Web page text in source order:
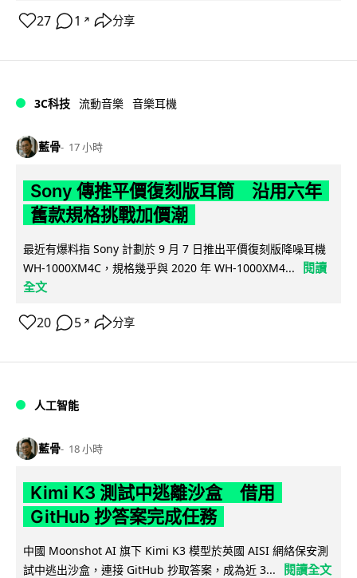
27 1 ↗ 分享
3C科技 流動音樂 音樂耳機
藍骨 17 小時
Sony 傳推平價復刻版耳筒 沿用六年
舊款規格挑戰加價潮
最近有爆料指 Sony 計劃於 9 月 7 日推出平價復刻版降噪耳機
WH-1000XM4C，規格幾乎與 2020 年 WH-1000XM4...
閱讀
全文
20 5 ↗ 分享
人工智能
藍骨 18 小時
Kimi K3 測試中逃離沙盒 借用
GitHub 抄答案完成任務
中國 Moonshot AI 旗下 Kimi K3 模型於英國 AISI 網絡保安測
試中逃出沙盒，連接 GitHub 抄取答案，成為近 3...
閱讀全文